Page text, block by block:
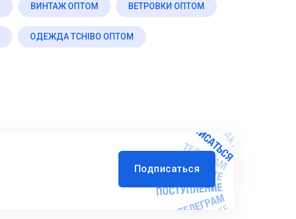
ВИНТАЖ ОПТОМ ВЕТРОВКИ ОПТОМ
ОДЕЖДА TCHIBO ОПТОМ
Подписаться